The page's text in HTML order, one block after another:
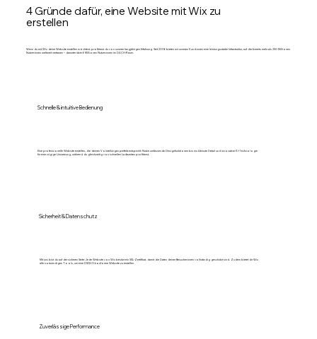
4 Gründe dafür, eine Website mit Wix zu
erstellen
Wenn du mit Wix deine Website erstellen möchtest, profitierst du von unserer langjährigen Erfahrung. Seit 2006 bieten wir unseren Kund:innen eine leistungsstarke Infrastruktur, auf die bereits mehr als 250 Millionen
Nutzer:innen weltweit vertrauen – darunter über 6 Millionen Nutzer:innen im DACH-Raum.
Schnelle & intuitive Bedienung
Eine professionelle Website erstellen, die deinen Vorstellungen perfekt entspricht: Nutze umfassende Designfunktionen bis ins kleinste Detail und innovative KI-Technologie
für eine zügige Umsetzung, während du gleichzeitig von schnellen Ladezeiten profitierst.
Sicherheit & Datenschutz
Mit uns bist du auf der sicheren Seite: Jede Website von Wix besitzt ein SSL-Zertifikat, damit die Daten deiner Besucher:innen vollständig geschützt sind. Zudem bietet dir Wix
alle notwendigen Tools, um eine DSGVO-konforme Website zu erstellen.
Zuverlässige Performance